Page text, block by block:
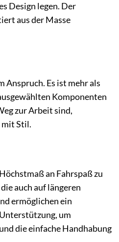
Design legen. Der
aus der Masse
Anspruch. Es ist mehr als
Komponenten
zur Arbeit sind,
mit Stil.
an Fahrspaß zu
auch auf längeren
ermöglichen ein
um
und die einfache Handhabung